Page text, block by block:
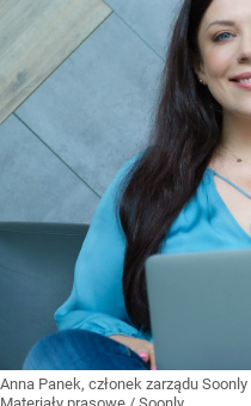
Anna Panek, członek zarządu